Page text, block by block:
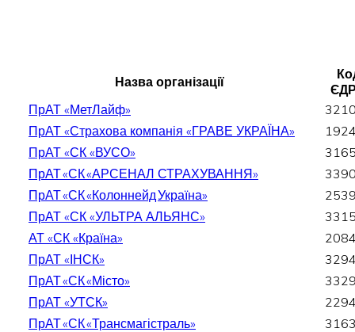
Назва організації
ПрАТ «МетЛайф»
ПрАТ «Страхова компанія «ГРАВЕ УКРАЇНА»
ПрАТ «СК «ВУСО»
ПрАТ «СК «АРСЕНАЛ СТРАХУВАННЯ»
ПрАТ «СК «Колоннейд Україна»
ПрАТ «СК «УЛЬТРА АЛЬЯНС»
АТ «СК «Країна»
ПрАТ «ІНСК»
ПрАТ «СК «Місто»
ПрАТ «УТСК»
ПрАТ «СК «Трансмагістраль»